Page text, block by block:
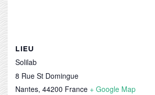
LIEU
Solilab
8 Rue St Domingue
Nantes, 44200 France + Google Map